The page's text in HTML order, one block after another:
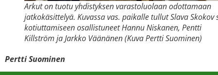
Arkut on tuotu yhdistyksen varastoluolaan odottamaan
jatkokäsittelyä. Kuvassa vas. paikalle tullut Slava Skokov
kotiuttamiseen osallistuneet Hannu Niskanen, Pentti
Killström ja Jarkko Väänänen (Kuva Pertti Suominen)
Pertti Suominen